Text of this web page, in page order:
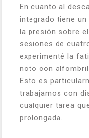
En cuanto al
integrado tiene
la presión sobre
sesiones de
experimenté la
noto con
Esto es
trabajamos con
cualquier tarea
prolongada.